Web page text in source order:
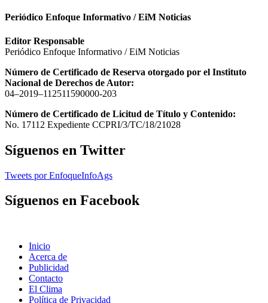
Periódico Enfoque Informativo / EiM Noticias
Editor Responsable
Periódico Enfoque Informativo / EiM Noticias
Número de Certificado de Reserva otorgado por el Instituto
Nacional de Derechos de Autor:
04–2019–112511590000-203
Número de Certificado de Licitud de Título y Contenido:
No. 17112 Expediente CCPRI/3/TC/18/21028
Síguenos en Twitter
Tweets por EnfoqueInfoAgs
Síguenos en Facebook
Inicio
Acerca de
Publicidad
Contacto
El Clima
Política de Privacidad